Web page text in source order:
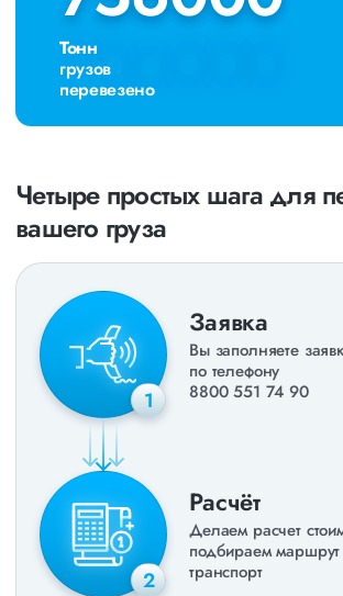
Тонн
грузов
перевезено
Четыре простых шага для
вашего груза
1
Заявка
Вы заполняете
по телефону
8800 551 74 90
2
Расчёт
Делаем расчет
подбираем
транспорт